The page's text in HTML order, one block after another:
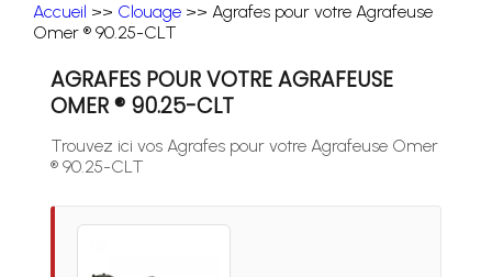
Accueil >> Clouage >> Agrafes pour votre Agrafeuse
Omer ® 90.25-CLT
AGRAFES POUR VOTRE AGRAFEUSE
OMER ® 90.25-CLT
Trouvez ici vos Agrafes pour votre Agrafeuse Omer
® 90.25-CLT